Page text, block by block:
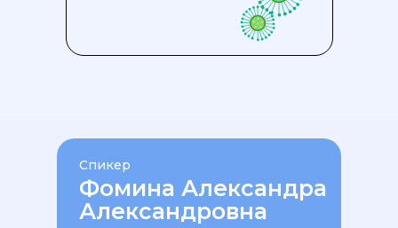
Фомина Александра
Александровна
Спикер